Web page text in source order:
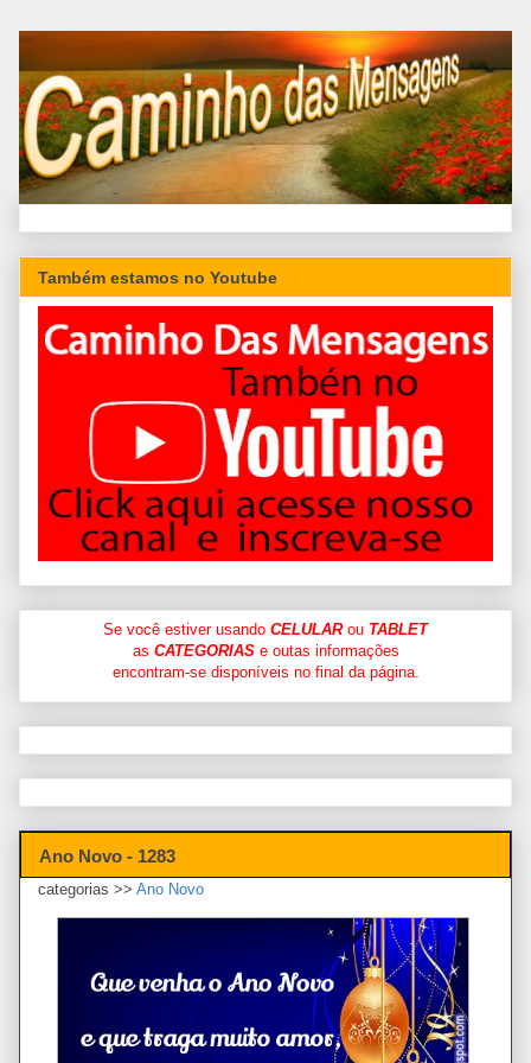
Também estamos no Youtube
Se você estiver usando CELULARou TABLET
as CATEGORIASe outas informações
encontram-se disponíveis no final da página.
Ano Novo - 1283
categorias >> Ano Novo